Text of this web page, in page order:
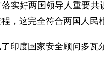
实好两国领导人重要
，这完全符合两国人
印度国家安全顾问多瓦